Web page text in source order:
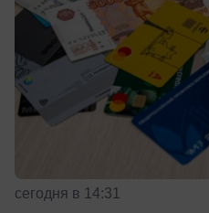
сегодня в 14:31